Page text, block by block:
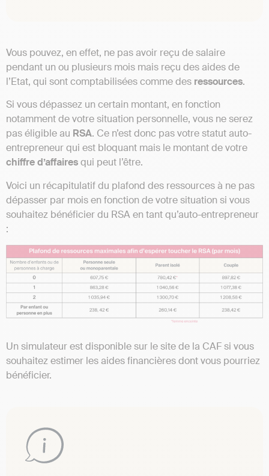
Vous pouvez, en effet, ne pas avoir reçu de salaire
pendant un ou plusieurs mois mais reçu des aides de
l’Etat, qui sont comptabilisées comme des ressources.
Si vous dépassez un certain montant, en fonction
notamment de votre situation personnelle, vous ne serez
pas éligible au RSA. Ce n’est donc pas votre statut auto-
entrepreneur qui est bloquant mais le montant de votre
chiffre d’affairesqui peut l’être.
Voici un récapitulatif du plafond des ressources à ne pas
dépasser par mois en fonction de votre situation si vous
souhaitez bénéficier du RSA en tant qu’auto-entrepreneur
:
Un simulateur est disponible sur le site de la CAF si vous
souhaitez estimer les aides financières dont vous pourriez
bénéficier.